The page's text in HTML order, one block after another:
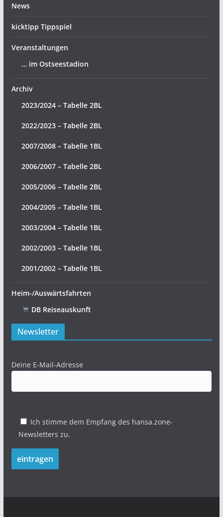
News
kicktipp Tippspiel
Veranstaltungen
… im Ostseestadion
Archiv
2023/2024 – Tabelle 2BL
2022/2023 – Tabelle 2BL
2007/2008 – Tabelle 1BL
2006/2007 – Tabelle 2BL
2005/2006 – Tabelle 2BL
2004/2005 – Tabelle 1BL
2003/2004 – Tabelle 1BL
2002/2003 – Tabelle 1BL
2001/2002 – Tabelle 1BL
Heim-/Auswärtsfahrten
DB Reiseauskunft
Newsletter
Deine E-Mail-Adresse
Ich stimme dem Empfang des hansa.zone-
Newsletters zu.